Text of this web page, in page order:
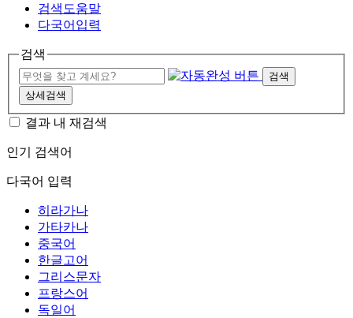
검색도움말
다국어입력
검색
검색
상세검색
결과 내 재검색
인기 검색어
다국어 입력
히라가나
가타카나
중국어
한글고어
그리스문자
프랑스어
독일어